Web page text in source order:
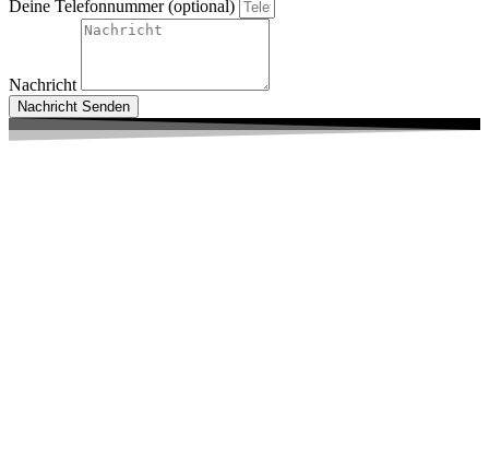
Deine Telefonnummer (optional)
Nachricht
Nachricht Senden